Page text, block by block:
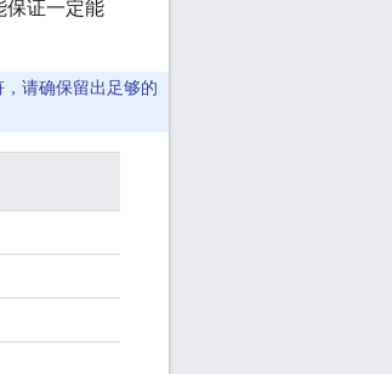
保证一定能
请确保留出足够的